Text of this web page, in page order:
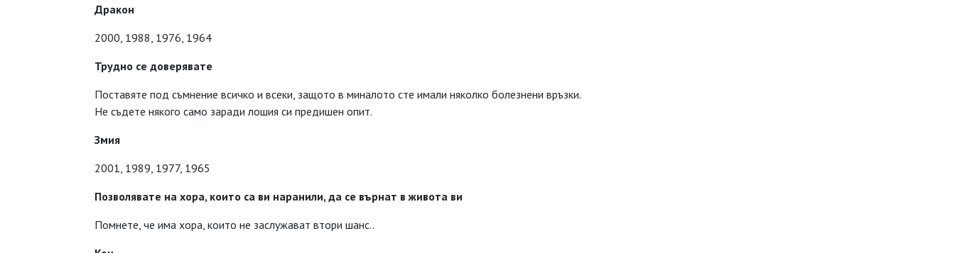
Дракон
2000, 1988, 1976, 1964
Трудно се доверявате
Поставяте под съмнение всичко и всеки, защото в миналото сте имали няколко болезнени връзки.
Не съдете някого само заради лошия си предишен опит.
Змия
2001, 1989, 1977, 1965
Позволявате на хора, които са ви наранили, да се върнат в живота ви
Помнете, че има хора, които не заслужават втори шанс..